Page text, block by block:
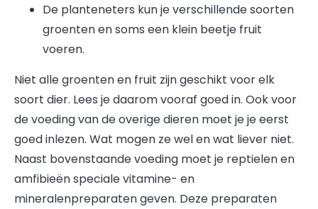
De planteneters kun je verschillende soorten
groenten en soms een klein beetje fruit
voeren.
Niet alle groenten en fruit zijn geschikt voor elk
soort dier. Lees je daarom vooraf goed in. Ook voor
de voeding van de overige dieren moet je je eerst
goed inlezen. Wat mogen ze wel en wat liever niet.
Naast bovenstaande voeding moet je reptielen en
amfibieën speciale vitamine- en
mineralenpreparaten geven. Deze preparaten